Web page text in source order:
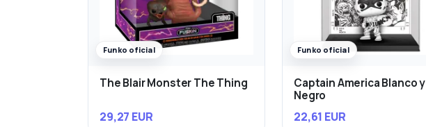
Funko oficial
The Blair Monster The Thing
29,27 EUR
Funko oficial
Captain America Blanco y
Negro
22,61 EUR